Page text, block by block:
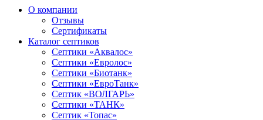
О компании
Отзывы
Сертификаты
Каталог септиков
Септики «Аквалос»
Септики «Евролос»
Септики «Биотанк»
Септики «ЕвроТанк»
Септик «ВОЛГАРЬ»
Септики «ТАНК»
Септик «Топас»